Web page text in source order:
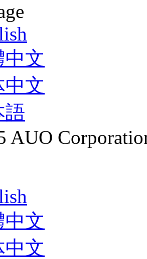
中文
中文
語
AUO
中文
中文